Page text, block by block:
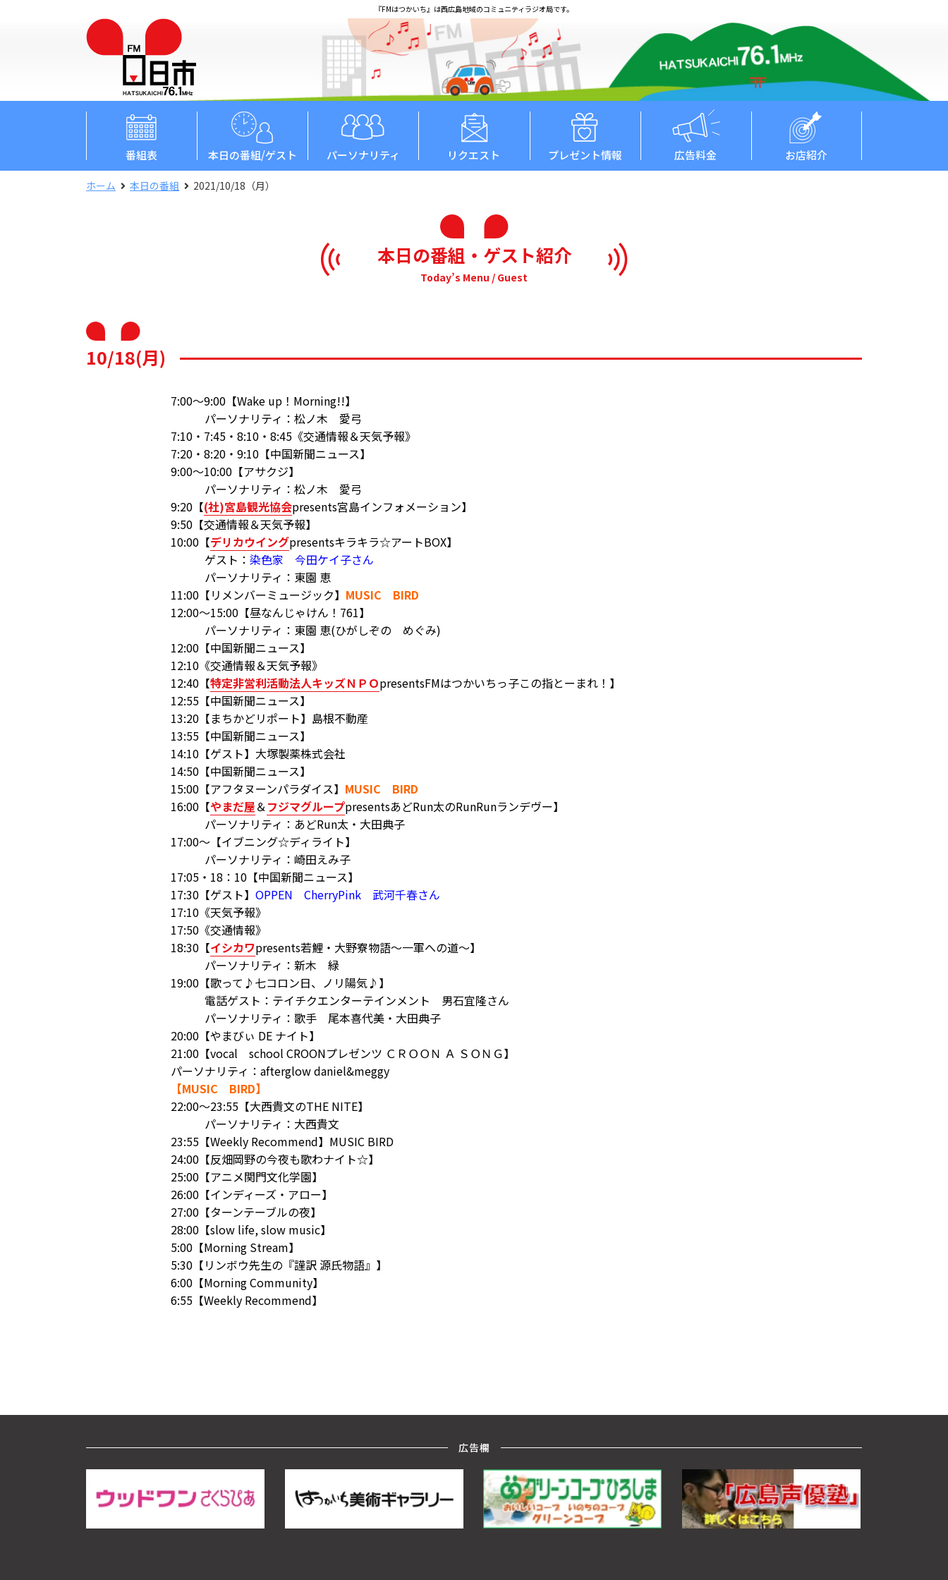
『FMはつかいち』は西広島地域のコミュニティラジオ局です。
番組表 本日の番組/ゲスト パーソナリティ リクエスト プレゼント情報 広告料金 お店紹介
ホーム 本日の番組 2021/10/18（月）
本日の番組・ゲスト紹介
Today’s Menu / Guest
10/18(月)
7:00～9:00【Wake up！Morning!!】
パーソナリティ：松ノ木 愛弓
7:10・7:45・8:10・8:45《交通情報＆天気予報》
7:20・8:20・9:10【中国新聞ニュース】
9:00～10:00【アサクジ】
パーソナリティ：松ノ木 愛弓
9:20【(社)宮島観光協会presents宮島インフォメーション】
9:50【交通情報＆天気予報】
10:00【デリカウイングpresentsキラキラ☆アートBOX】
ゲスト： 染色家 今田ケイ子さん
パーソナリティ：東園 恵
11:00【リメンバーミュージック】 MUSIC BIRD
12:00～15:00【昼なんじゃけん！761】
パーソナリティ：東園 恵(ひがしぞの めぐみ)
12:00【中国新聞ニュース】
12:10《交通情報＆天気予報》
12:40【特定非営利活動法人キッズＮＰＯpresentsFMはつかいちっ子この指とーまれ！】
12:55【中国新聞ニュース】
13:20【まちかどリポート】島根不動産
13:55【中国新聞ニュース】
14:10【ゲスト】大塚製薬株式会社
14:50【中国新聞ニュース】
15:00【アフタヌーンパラダイス】 MUSIC BIRD
16:00【やまだ屋＆フジマグループpresentsあどRun太のRunRunランデヴー】
パーソナリティ：あどRun太・大田典子
17:00～【イブニング☆ディライト】
パーソナリティ：崎田えみ子
17:05・18：10【中国新聞ニュース】
17:30【ゲスト】 OPPEN CherryPink 武河千春さん
17:10《天気予報》
17:50《交通情報》
18:30【イシカワpresents若鯉・大野寮物語～一軍への道～】
パーソナリティ：新木 緑
19:00【歌って♪七コロン日、ノリ陽気♪】
電話ゲスト：テイチクエンターテインメント 男石宜隆さん
パーソナリティ：歌手 尾本喜代美・大田典子
20:00【やまびぃ DE ナイト】
21:00【vocal school CROONプレゼンツ ＣＲＯＯＮ Ａ ＳＯＮＧ】
パーソナリティ：afterglow daniel&meggy
【MUSIC BIRD】
22:00～23:55【大西貴文のTHE NITE】
パーソナリティ：大西貴文
23:55【Weekly Recommend】MUSIC BIRD
24:00【反畑岡野の今夜も歌わナイト☆】
25:00【アニメ関門文化学園】
26:00【インディーズ・アロー】
27:00【ターンテーブルの夜】
28:00【slow life, slow music】
5:00【Morning Stream】
5:30【リンボウ先生の『謹訳 源氏物語』】
6:00【Morning Community】
6:55【Weekly Recommend】
広告欄